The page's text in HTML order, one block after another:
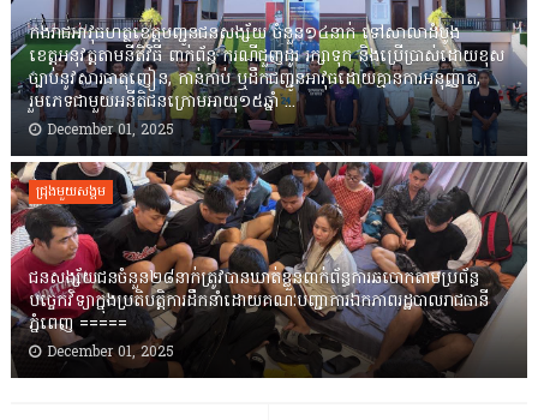
កងរាជឣាវុធហត្ថខេត្តបញ្ជូនជនសង្ស័យ ចំនួន១៤នាក់ ទៅសាលាដំបូង
ខេត្តឣនុវត្តតាមនីតិវិធី ពាក់ព័ន្ធ ករណីជួញដូរ រក្សាទុក និងប្រើប្រាស់ដោយខុស
ច្បាប់នូវសារធាតុញៀន, កាន់កាប់ ឬដឹកជញ្ជូនអាវុធដោយគ្មានការអនុញ្ញាត,
រួមភេទជាមួយអនីតិជនក្រោមអាយុ១៥ឆ្នាំ ...
December 01, 2025
ជ្រុងមួយសង្គម
ជនសង្ស័យជនចំនួន២៨នាក់ត្រូវបានឃាត់ខ្លួនពាក់ព័ន្ធការឆបោកតាមប្រព័ន្ធ
បច្ចេកវិទ្យាក្នុងប្រតិបត្តិការដឹកនាំដោយគណៈបញ្ជាការឯកភាពរដ្ឋបាលរាជធានី
ភ្នំពេញ ‎=====
December 01, 2025